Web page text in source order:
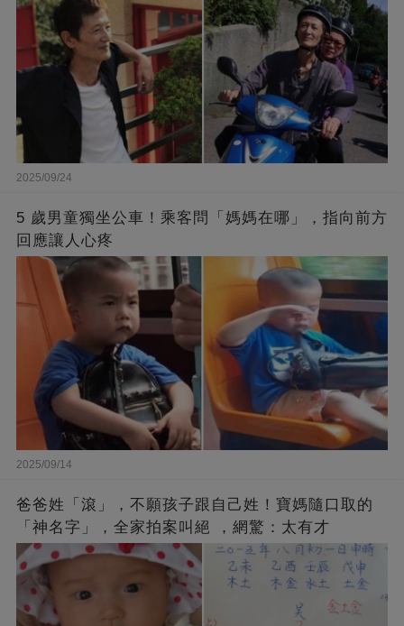
2025/09/24
5 歲男童獨坐公車！乘客問「媽媽在哪」，指向前方
回應讓人心疼
2025/09/14
爸爸姓「滾」，不願孩子跟自己姓！寶媽隨口取的
「神名字」，全家拍案叫絕 ，網驚：太有才